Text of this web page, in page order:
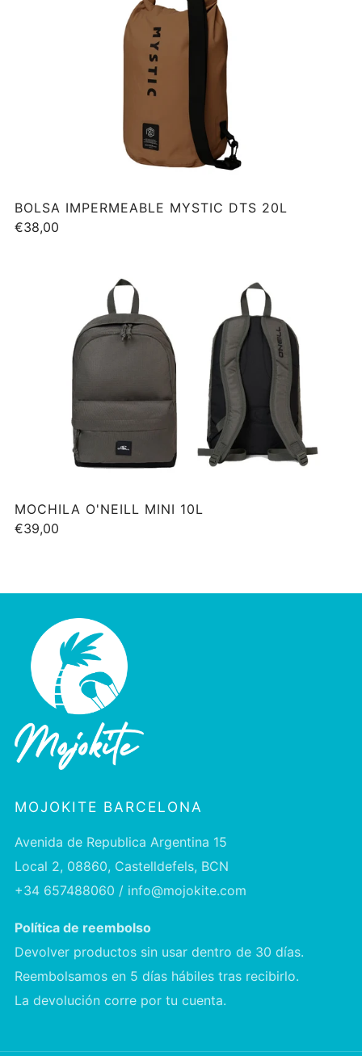
BOLSA IMPERMEABLE MYSTIC DTS 20L
€38,00
MOCHILA O'NEILL MINI 10L
€39,00
MOJOKITE BARCELONA
Avenida de Republica Argentina 15
Local 2, 08860, Castelldefels, BCN
+34 657488060 / info@mojokite.com
Política de reembolso
Devolver productos sin usar dentro de 30 días.
Reembolsamos en 5 días hábiles tras recibirlo.
La devolución corre por tu cuenta.